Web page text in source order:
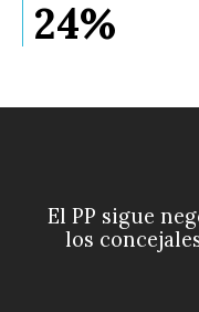
24%
El PP sigue
los